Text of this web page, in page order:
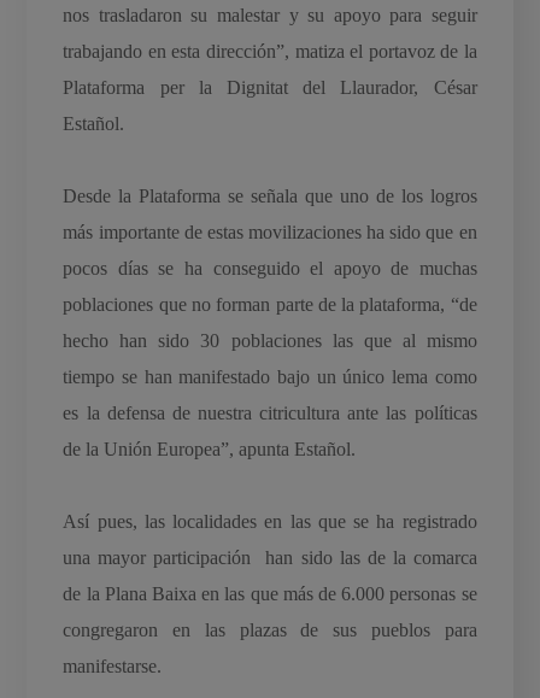
nos trasladaron su malestar y su apoyo para seguir
trabajando en esta dirección”, matiza el portavoz de la
Plataforma per la Dignitat del Llaurador, César
Estañol.
Desde la Plataforma se señala que uno de los logros
más importante de estas movilizaciones ha sido que en
pocos días se ha conseguido el apoyo de muchas
poblaciones que no forman parte de la plataforma, “de
hecho han sido 30 poblaciones las que al mismo
tiempo se han manifestado bajo un único lema como
es la defensa de nuestra citricultura ante las políticas
de la Unión Europea”, apunta Estañol.
Así pues, las localidades en las que se ha registrado
una mayor participación han sido las de la comarca
de la Plana Baixa en las que más de 6.000 personas se
congregaron en las plazas de sus pueblos para
manifestarse.